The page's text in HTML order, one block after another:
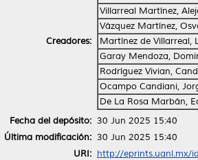
Creadores:
Villarreal Martínez,
Vázquez Martínez,
Martínez de Villarreal,
Garay Mendoza,
Rodríguez Vivian,
Ocampo Candiani,
De La Rosa Marbán,
Fecha del depósito: 30 Jun 2025 15:40
Última modificación: 30 Jun 2025 15:40
URI: http://eprints.uanl.mx/